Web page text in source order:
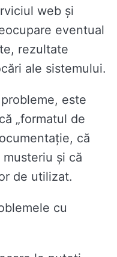
web și
eventual
rezultate
ale sistemului.
este
„formatul de
că
și că
de utilizat.
cu